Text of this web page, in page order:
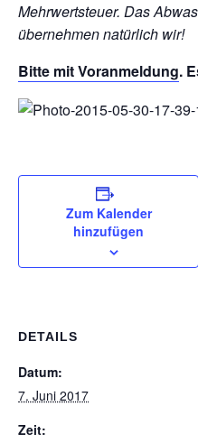
Mehrwertsteuer. Das
übernehmen natürlich wir!
Bitte mitVoranmeldung.
Zum Kalender
hinzufügen
DETAILS
Datum:
7. Juni 2017
Zeit: